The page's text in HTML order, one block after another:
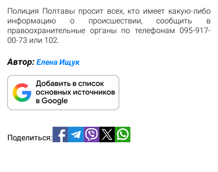
Полиция Полтавы просит всех, кто имеет какую-либо
информацию о происшествии, сообщить в
правоохранительные органы по телефонам 095-917-
00-73 или 102.
Автор: Елена Ищук
Поделиться: